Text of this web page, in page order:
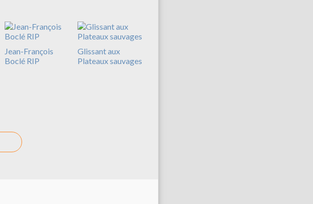
Jean-François
Boclé RIP
Glissant aux
Plateaux sauvages